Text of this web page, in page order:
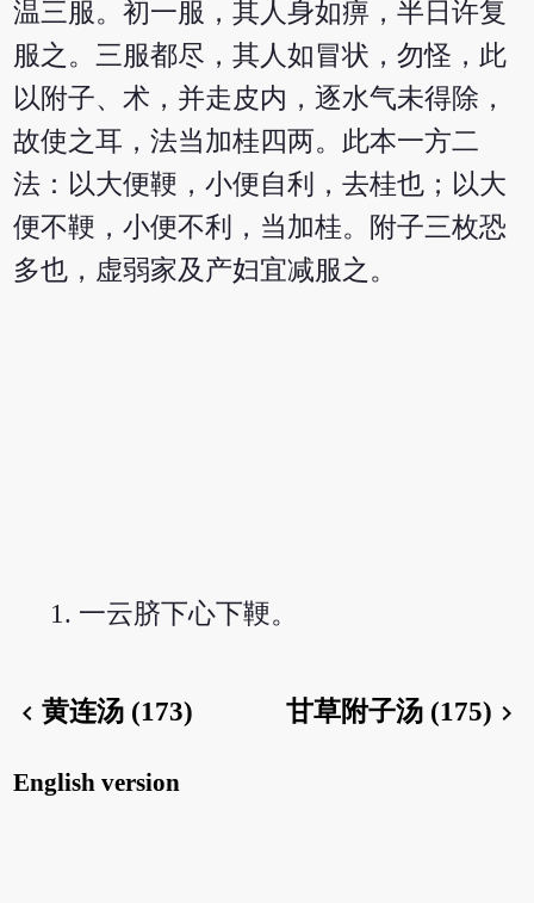
温三服。初一服，其人身如痹，半日许复
服之。三服都尽，其人如冒状，勿怪，此
以附子、术，并走皮内，逐水气未得除，
故使之耳，法当加桂四两。此本一方二
法：以大便鞕，小便自利，去桂也；以大
便不鞕，小便不利，当加桂。附子三枚恐
多也，虚弱家及产妇宜减服之。
一云脐下心下鞕。
chevron_left黄连汤 (173) 甘草附子汤 (175) chevron_right
English version